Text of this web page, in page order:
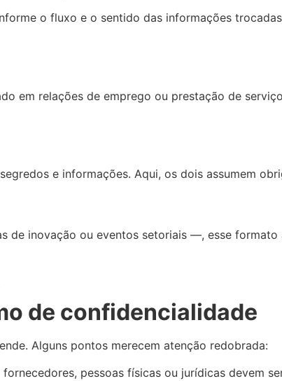
o fluxo e o sentido das informações
em relações de emprego ou prestação de
e informações. Aqui, os dois assumem
de inovação ou eventos setoriais —, esse
de confidencialidade
Alguns pontos merecem atenção redobrada:
pessoas físicas ou jurídicas devem